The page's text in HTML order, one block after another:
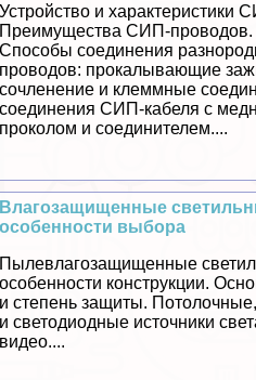
Устройство и хаpaктеристики
Преимущества СИП-
Способы соединения
проводов: прокалывающие
сочлeнение и клеммные
соединения СИП-кабеля с
проколом и соединителем....
Влагозащищенные
особенности выбора
Пылевлагозащищенные
особенности конструкции.
и степень защиты.
и светодиодные источники
видео....